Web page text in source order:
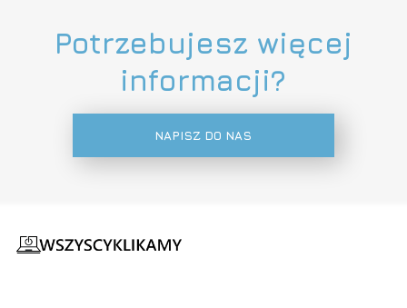
Potrzebujesz więcej
informacji?
NAPISZ DO NAS